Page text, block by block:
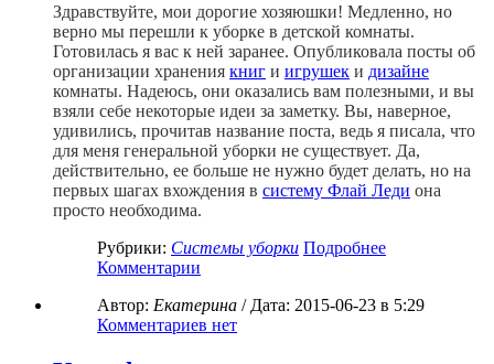
Здравствуйте, мои дорогие хозяюшки! Медленно, но
верно мы перешли к уборке в детской комнаты.
Готовилась я вас к ней заранее. Опубликовала посты об
организации хранения книг и игрушек и дизайне
комнаты. Надеюсь, они оказались вам полезными, и вы
взяли себе некоторые идеи за заметку. Вы, наверное,
удивились, прочитав название поста, ведь я писала, что
для меня генеральной уборки не существует. Да,
действительно, ее больше не нужно будет делать, но на
первых шагах вхождения в систему Флай Леди она
просто необходима.
Рубрики: Системы уборки Подробнее
Комментарии
Автор: Екатерина / Дата: 2015-06-23 в 5:29
Комментариев нет